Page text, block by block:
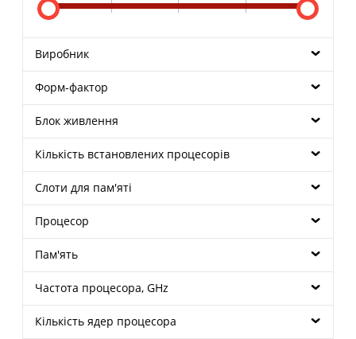
Виробник
Форм-фактор
Блок живлення
Кількість встановлених процесорів
Слоти для пам'яті
Процесор
Пам'ять
Частота процесора, GHz
Кількість ядер процесора